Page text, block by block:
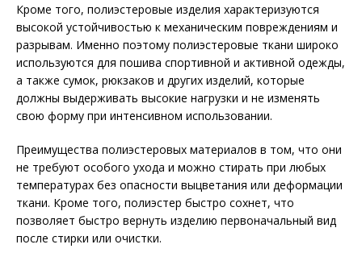
Кроме того, полиэстеровые изделия характеризуются
высокой устойчивостью к механическим повреждениям и
разрывам. Именно поэтому полиэстеровые ткани широко
используются для пошива спортивной и активной одежды,
а также сумок, рюкзаков и других изделий, которые
должны выдерживать высокие нагрузки и не изменять
свою форму при интенсивном использовании.
Преимущества полиэстеровых материалов в том, что они
не требуют особого ухода и можно стирать при любых
температурах без опасности выцветания или деформации
ткани. Кроме того, полиэстер быстро сохнет, что
позволяет быстро вернуть изделию первоначальный вид
после стирки или очистки.